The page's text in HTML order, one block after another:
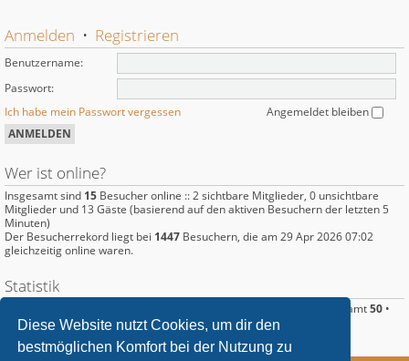
Diese Website nutzt Cookies, um dir den
bestmöglichen Komfort bei der Nutzung zu
Anmelden • Registrieren
Benutzername:
Passwort:
Ich habe mein Passwort vergessen
Angemeldet bleiben
Wer ist online?
Insgesamt sind 15 Besucher online :: 2 sichtbare Mitglieder, 0 unsichtbare
Mitglieder und 13 Gäste (basierend auf den aktiven Besuchern der letzten 5
Minuten)
Der Besucherrekord liegt bei 1447 Besuchern, die am 29 Apr 2026 07:02
gleichzeitig online waren.
Statistik
• Mitglieder insgesamt50 •
Unser neuestes Mitglied:Langus